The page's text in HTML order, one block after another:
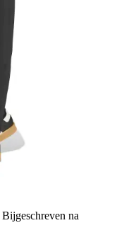
Bijgeschreven na